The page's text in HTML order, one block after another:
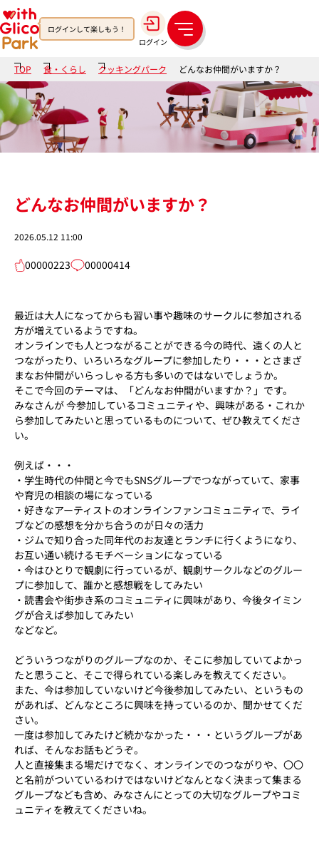
ログインして楽しもう！
ログイン
メ
ニ
ュ
ー
TOP 食・くらし クッキングパーク どんなお仲間がいますか？
どんなお仲間がいますか？
2026.05.12 11:00
00000223 00000414
最近は大人になってからも習い事や趣味のサークルに参加される
方が増えているようですね。
オンラインでも人とつながることができる今の時代、遠くの人と
つながったり、いろいろなグループに参加したり・・・とさまざ
まなお仲間がいらっしゃる方も多いのではないでしょうか。
そこで今回のテーマは、「どんなお仲間がいますか？」です。
みなさんが 今参加しているコミュニティや、興味がある・これか
ら参加してみたいと思っているものについて、ぜひ教えてくださ
い。
例えば・・・
・学生時代の仲間と今でもSNSグループでつながっていて、家事
や育児の相談の場になっている
・好きなアーティストのオンラインファンコミュニティで、ライ
ブなどの感想を分かち合うのが日々の活力
・ジムで知り合った同年代のお友達とランチに行くようになり、
お互い通い続けるモチベーションになっている
・今はひとりで観劇に行っているが、観劇サークルなどのグルー
プに参加して、誰かと感想戦をしてみたい
・読書会や街歩き系のコミュニティに興味があり、今後タイミン
グが合えば参加してみたい
などなど。
どういうつながりのグループなのか、そこに参加していてよかっ
たと思うこと、そこで得られている楽しみを教えてください。
また、今は参加していないけど今後参加してみたい、というもの
があれば、どんなところに興味を持っているのか、聞かせてくだ
さい。
一度は参加してみたけど続かなかった・・・というグループがあ
れば、そんなお話もどうぞ。
人と直接集まる場だけでなく、オンラインでのつながりや、〇〇
と名前がついているわけではないけどなんとなく決まって集まる
グループなども含め、みなさんにとっての大切なグループやコミ
ュニティを教えてくださいね。